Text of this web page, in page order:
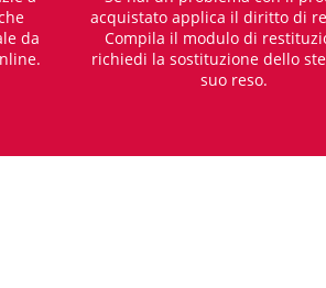
da
acquistato applica il diritto di
Compila il modulo di
richiedi la sostituzione dello
suo reso.